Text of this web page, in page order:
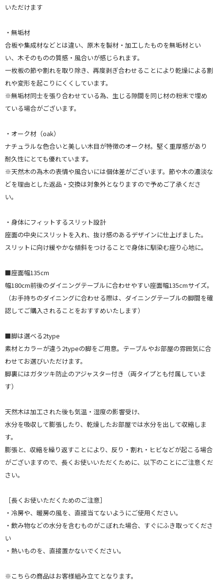
いただけます
・無垢材
合板や集成材などとは違い、原木を製材・加工したものを無垢材とい
い、木そのものの質感・風合いが感じられます。
一枚板の節や割れを取り除き、再度剥ぎ合わせることにより乾燥による割
れや変形を起こりにくくしています。
※無垢材同士を張り合わせている為、生じる隙間を同じ材の粉末で埋め
ている場合がございます。
・オーク材（oak）
ナチュラルな色合いと美しい木目が特徴のオーク材。堅く重厚感があり
耐久性にとても優れています。
※天然木の為木の表情や風合いには個体差がございます。節や木の濃淡な
どを理由とした返品・交換は対象外となりますので予めご了承くださ
い。
・身体にフィットするスリット設計
座面の中央にスリットを入れ、抜け感のあるデザインに仕上げました。
スリットに向け緩やかな傾斜をつけることで身体に馴染む座り心地に。
■座面幅135cm
幅180cm前後のダイニングテーブルに合わせやすい座面幅135cmサイズ。
（お手持ちのダイニングに合わせる際は、ダイニングテーブルの脚間を確
認してご購入されることをおすすめいたします）
■脚は選べる2type
素材とカラーが違う2typeの脚をご用意。テーブルやお部屋の雰囲気に合
わせてお選びいただけます。
脚裏にはガタツキ防止のアジャスター付き（両タイプとも付属していま
す）
天然木は加工された後も気温・湿度の影響受け、
水分を吸収して膨張したり、乾燥したお部屋では水分を出して収縮しま
す。
膨張と、収縮を繰り返すことにより、反り・割れ・ヒビなどが起こる場合
がございますので、長くお使いいただくために、以下のことにご注意くだ
さい。
［長くお使いただくためのご注意］
・冷房や、暖房の風を、直接当てないようにご使用ください。
・飲み物などの水分を含むものがこぼれた場合、すぐにふき取ってくださ
い
・熱いものを、直接置かないでください。
※こちらの商品はお客様組み立てとなります。